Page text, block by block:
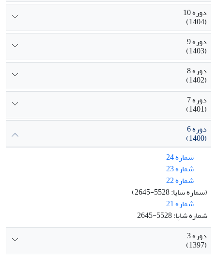
دوره 10
(1404)
دوره 9
(1403)
دوره 8
(1402)
دوره 7
(1401)
دوره 6
(1400)
شماره 24
شماره 23
شماره 22
(شماره شاپا: 5528-2645)
شماره 21
شماره شاپا: 5528-2645
دوره 3
(1397)